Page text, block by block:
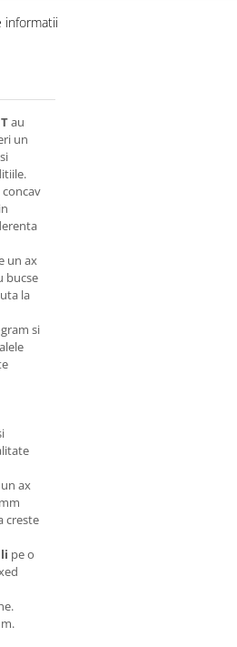
informatii
au
un
un ax
bucse
la
si
ax
creste
pe o